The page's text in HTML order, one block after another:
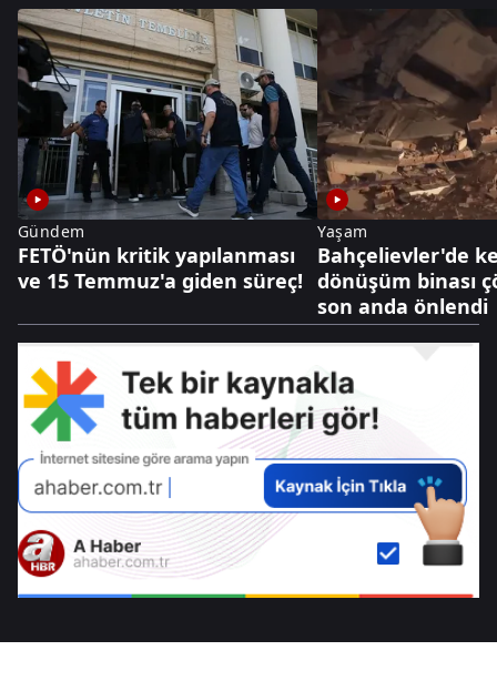
Gündem
FETÖ'nün kritik yapılanması
ve 15 Temmuz'a giden süreç!
Yaşam
Bahçelievler'de
dönüşüm binası
son anda önlendi